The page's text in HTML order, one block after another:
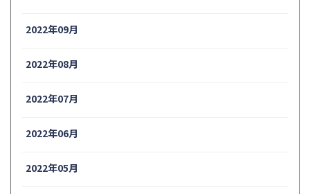
2022年09月
2022年08月
2022年07月
2022年06月
2022年05月